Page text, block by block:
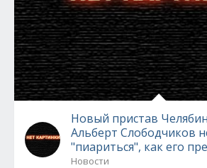
Новый пристав
Альберт Слободчиков
"пиариться", как его
Новости